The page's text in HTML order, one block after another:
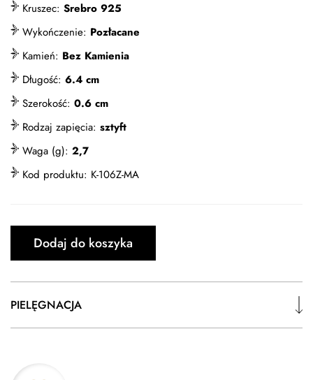
Kruszec: Srebro 925
Wykończenie: Pozłacane
Kamień: Bez Kamienia
Długość: 6.4 cm
Szerokość: 0.6 cm
Rodzaj zapięcia: sztyft
Waga (g): 2,7
Kod produktu: K-106Z-MA
Dodaj do koszyka
PIELĘGNACJA